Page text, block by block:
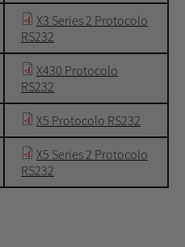
X3 Series 2 Protocolo
RS232
X430 Protocolo
RS232
X5 Protocolo RS232
X5 Series 2 Protocolo
RS232